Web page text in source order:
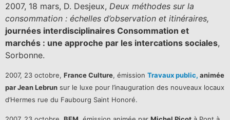
2007, 18 mars, D. Desjeux, Deux méthodes sur la
consommation : échelles d’observation et itinéraires,
journées interdisciplinaires Consommation et
marchés : une approche par les intercations sociales,
Sorbonne.
2007, 23 octobre, France Culture, émission Travaux public, animée
par Jean Lebrun sur le luxe pour l’inauguration des nouveaux locaux
d’Hermes rue du Faubourg Saint Honoré.